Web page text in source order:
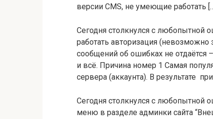
версии CMS, не умеющие работать
Сегодня столкнулся с любопытной
работать авторизация (невозможно
сообщений об ошибках не отдаётся
и всё. Причина номер 1 Самая
сервера (аккаунта). В результате
Сегодня столкнулся с любопытной
меню в разделе админки сайта